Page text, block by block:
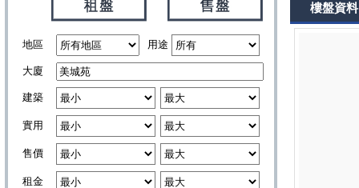
地區 用途
大廈
建築
實用
售價
租金
樓盤資料